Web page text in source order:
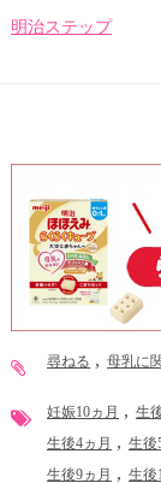
明治ステップ
尋ねる 母乳に
妊娠10ヵ月 生
生後4ヵ月 生後
生後9ヵ月 生後